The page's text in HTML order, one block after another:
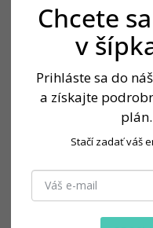
Chcete
v
Prihláste sa do
a získajte
plán.
Stačí zadať váš